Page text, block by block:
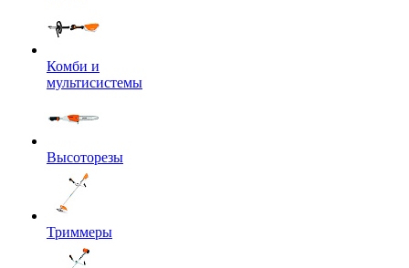
Комби и
мультисистемы
Высоторезы
Триммеры